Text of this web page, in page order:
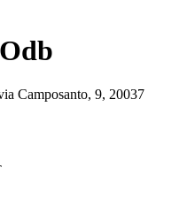
Camposanto, 9, 20037